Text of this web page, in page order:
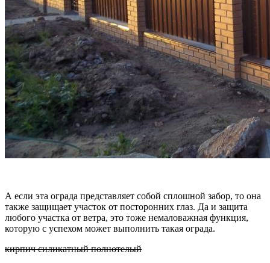
А если эта ограда представляет собой сплошной забор, то она
также защищает участок от посторонних глаз. Да и защита
любого участка от ветра, это тоже немаловажная функция,
которую с успехом может выполнить такая ограда.
кирпич силикатный полнотелый